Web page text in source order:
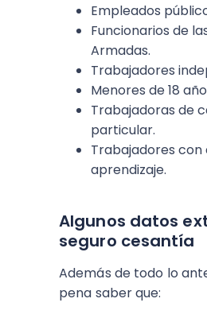
Empleados
Funcionarios de
Armadas.
Trabajadores
Menores de 18
Trabajadoras de
particular.
Trabajadores
aprendizaje.
Algunos datos
seguro cesantía
Además de todo lo
pena saber que: